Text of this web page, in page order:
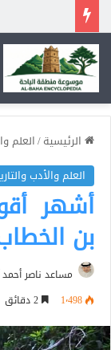
الرئيسية/العلم
العلم والأدب
أشهر
بن
مساعد ناصر
1٬498